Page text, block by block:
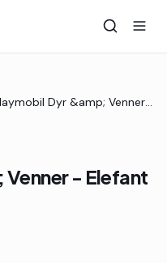
Playmobil Dyr &amp; Venner - Elefant med dyrepasser
- Elefant